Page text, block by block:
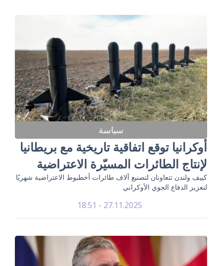
سياسة
أوكرانيا توقع اتفاقية تاريخية مع بريطانيا
لإنتاج الطائرات المسيّرة الاعتراضية
كييف ولندن تتعاونان لتصنيع آلاف طائرات أخطبوط الاعتراضية شهريًا
لتعزيز الدفاع الجوي الأوكراني
27.11.2025 - 18:51